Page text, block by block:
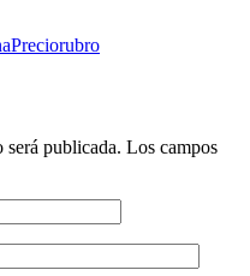
Preciorubro
publicada. Los campos